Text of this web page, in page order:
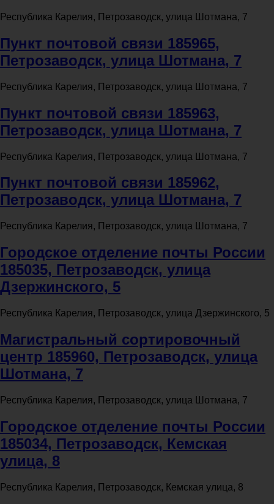
Республика Карелия, Петрозаводск, улица Шотмана, 7
Пункт почтовой связи 185965,
Петрозаводск, улица Шотмана, 7
Республика Карелия, Петрозаводск, улица Шотмана, 7
Пункт почтовой связи 185963,
Петрозаводск, улица Шотмана, 7
Республика Карелия, Петрозаводск, улица Шотмана, 7
Пункт почтовой связи 185962,
Петрозаводск, улица Шотмана, 7
Республика Карелия, Петрозаводск, улица Шотмана, 7
Городское отделение почты России
185035, Петрозаводск, улица
Дзержинского, 5
Республика Карелия, Петрозаводск, улица Дзержинского, 5
Магистральный сортировочный
центр 185960, Петрозаводск, улица
Шотмана, 7
Республика Карелия, Петрозаводск, улица Шотмана, 7
Городское отделение почты России
185034, Петрозаводск, Кемская
улица, 8
Республика Карелия, Петрозаводск, Кемская улица, 8